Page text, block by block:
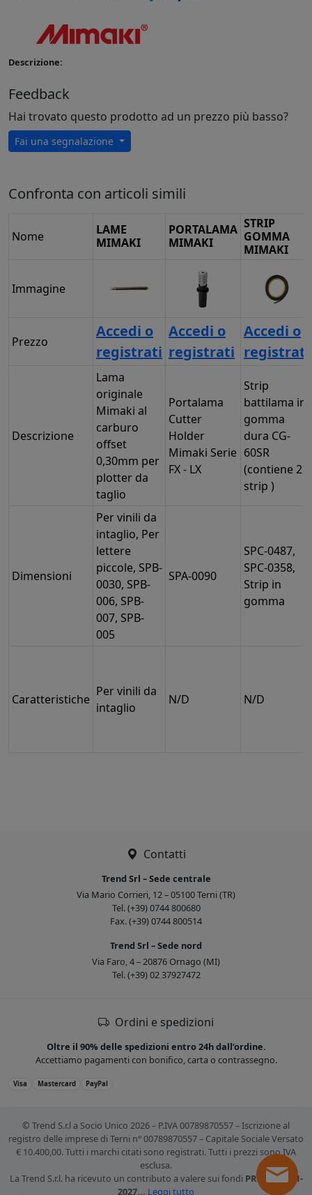
Descrizione:
Feedback
Hai trovato questo prodotto ad un prezzo più basso?
Fai una segnalazione
Confronta con articoli simili
Nome
LAME
MIMAKI
PORTALAMA
MIMAKI
STRIP
GOMMA
MIMAKI
Immagine
Prezzo
Accedi o
registrati
Accedi o
registrati
Accedi o
registrati
Descrizione
Lama
originale
Mimaki al
carburo
offset
0,30mm per
plotter da
taglio
Portalama
Cutter
Holder
Mimaki Serie
FX - LX
Strip
battilama in
gomma
dura CG-
60SR
(contiene 2
strip )
Dimensioni
Per vinili da
intaglio, Per
lettere
piccole, SPB-
0030, SPB-
006, SPB-
007, SPB-
005
SPA-0090
SPC-0487,
SPC-0358,
Strip in
gomma
Caratteristiche
Per vinili da
intaglio
N/D N/D
Contatti
Trend Srl – Sede centrale
Via Mario Corrieri, 12 – 05100 Terni (TR)
Tel. (+39) 0744 800680
Fax. (+39) 0744 800514
Trend Srl – Sede nord
Via Faro, 4 – 20876 Ornago (MI)
Tel. (+39) 02 37927472
Ordini e spedizioni
Oltre il 90% delle spedizioni entro 24h dall’ordine.
Accettiamo pagamenti con bonifico, carta o contrassegno.
Visa Mastercard PayPal
© Trend S.r.l a Socio Unico 2026 – P.IVA 00789870557 – Iscrizione al
registro delle imprese di Terni n° 00789870557 – Capitale Sociale Versato
€ 10.400,00. Tutti i marchi citati sono registrati. Tutti i prezzi sono IVA
esclusa.
La Trend S.r.l. ha ricevuto un contributo a valere sui fondi PR FESR 2021-
2027... Leggi tutto